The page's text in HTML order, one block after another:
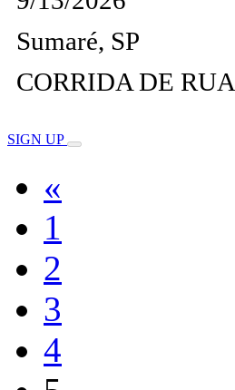
Sumaré, SP
CORRIDA DE RUA
SIGN UP
«
1
2
3
4